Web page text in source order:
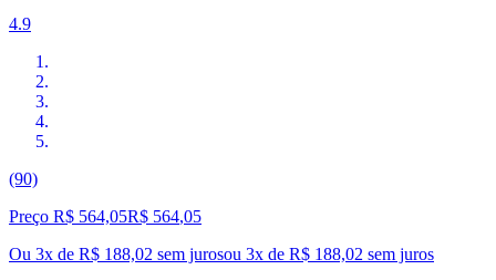
4.9
(90)
Preço R$ 564,05R$ 564,05
Ou 3x de R$ 188,02 sem jurosou 3x de R$ 188,02 sem juros